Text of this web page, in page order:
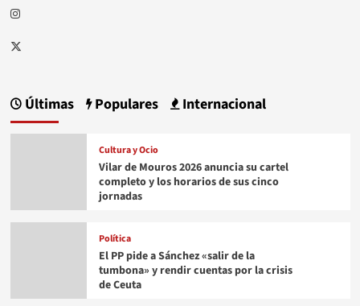
Instagram
Twitter
Últimas Populares Internacional
Cultura y Ocio
Vilar de Mouros 2026 anuncia su cartel
completo y los horarios de sus cinco
jornadas
Política
El PP pide a Sánchez «salir de la
tumbona» y rendir cuentas por la crisis
de Ceuta